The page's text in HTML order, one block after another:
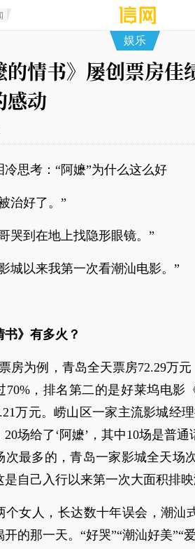
娱乐
的情书》屡创票房
感动
冷思考：“阿嬷”为什么这么好
治好了。”
哭到在地上找隐形眼镜。”
城以来我第一次看潮汕电影。”
书》有多火？
房为例，青岛全天票房72.29万
70%，排名第二的是好莱坞电影
万元。崂山区一家主流影城经
场给了‘阿嬷’，其中10场是普通
次最多的，青岛一家影城全天场
自己入行以来第一次大面积排映
个女人，长达数十年误会，潮汕
开的那一天。“好哭”“潮汕好美